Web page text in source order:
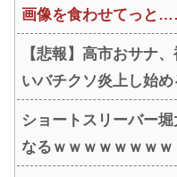
画像を食わせてっと
【悲報】高市おサナ
いバチクソ炎上し始
ショートスリーバー
なるｗｗｗｗｗｗｗｗ